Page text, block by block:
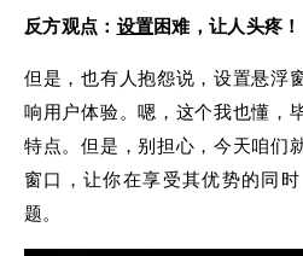
反方观点： 设置困难，让人头疼！
但是，也有人抱怨说，设置悬浮
响用户体验。嗯，这个我也懂，
特点。但是，别担心，今天咱们
窗口，让你在享受其优势的同
题。